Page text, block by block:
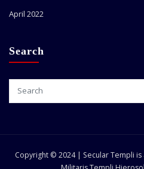
April 2022
Search
Copyright © 2024 | Secular Templi